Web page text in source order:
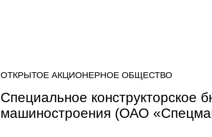
ОТКРЫТОЕ АКЦИОНЕРНОЕ ОБЩЕСТВО
Специальное конструкторское
машиностроения (ОАО